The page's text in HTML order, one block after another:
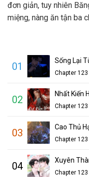
đơn giản, tuy nhiên
miệng, nàng ăn tận ba
01 Sống Lại
Chapter 123
02 Nhất Kiến
Chapter 123
03 Cao Thủ
Chapter 123
04 Xuyên
Chapter 123